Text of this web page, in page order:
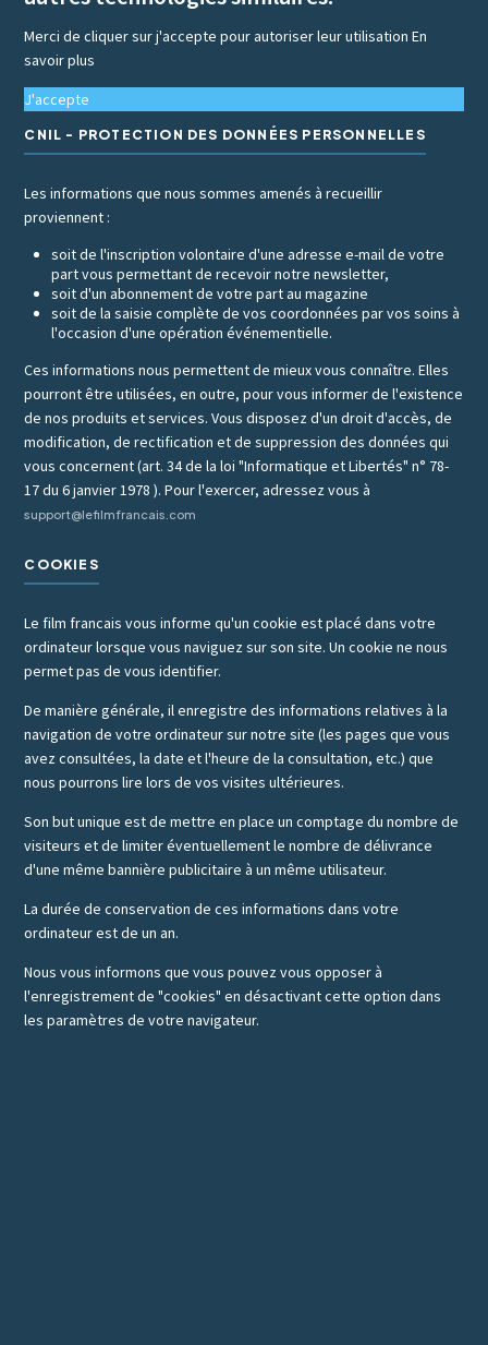
Merci de cliquer sur j'accepte pour autoriser leur utilisationEn
savoir plus
J'accepte
CNIL - PROTECTION DES DONNÉES PERSONNELLES
Les informations que nous sommes amenés à recueillir
proviennent :
soit de l'inscription volontaire d'une adresse e-mail de votre
part vous permettant de recevoir notre newsletter,
soit d'un abonnement de votre part au magazine
soit de la saisie complète de vos coordonnées par vos soins à
l'occasion d'une opération événementielle.
Ces informations nous permettent de mieux vous connaître. Elles
pourront être utilisées, en outre, pour vous informer de l'existence
de nos produits et services. Vous disposez d'un droit d'accès, de
modification, de rectification et de suppression des données qui
vous concernent (art. 34 de la loi "Informatique et Libertés" n° 78-
17 du 6 janvier 1978 ). Pour l'exercer, adressez vous à
support@lefilmfrancais.com
COOKIES
Le film francais vous informe qu'un cookie est placé dans votre
ordinateur lorsque vous naviguez sur son site. Un cookie ne nous
permet pas de vous identifier.
De manière générale, il enregistre des informations relatives à la
navigation de votre ordinateur sur notre site (les pages que vous
avez consultées, la date et l'heure de la consultation, etc.) que
nous pourrons lire lors de vos visites ultérieures.
Son but unique est de mettre en place un comptage du nombre de
visiteurs et de limiter éventuellement le nombre de délivrance
d'une même bannière publicitaire à un même utilisateur.
La durée de conservation de ces informations dans votre
ordinateur est de un an.
Nous vous informons que vous pouvez vous opposer à
l'enregistrement de "cookies" en désactivant cette option dans
les paramètres de votre navigateur.